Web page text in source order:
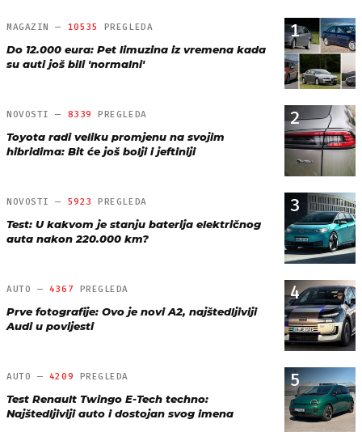
1
MAGAZIN — 10535 PREGLEDA
Do 12.000 eura: Pet limuzina iz vremena kada
su auti još bili 'normalni'
2
NOVOSTI — 8339 PREGLEDA
Toyota radi veliku promjenu na svojim
hibridima: Bit će još bolji i jeftiniji
3
NOVOSTI — 5923 PREGLEDA
Test: U kakvom je stanju baterija električnog
auta nakon 220.000 km?
4
AUTO — 4367 PREGLEDA
Prve fotografije: Ovo je novi A2, najštedljiviji
Audi u povijesti
5
AUTO — 4209 PREGLEDA
Test Renault Twingo E-Tech techno:
Najštedljiviji auto i dostojan svog imena